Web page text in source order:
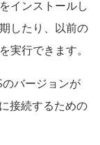
インストールし
したり、以前の
実行できます。
バージョンが
接続するための